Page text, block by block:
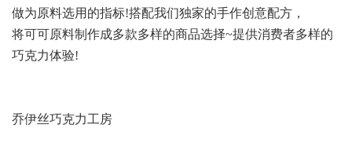
做为原料选用的指标!搭配我们独家的手作创意配方，
将可可原料制作成多款多样的商品选择~提供消费者多样的
巧克力体验!
乔伊丝巧克力工房